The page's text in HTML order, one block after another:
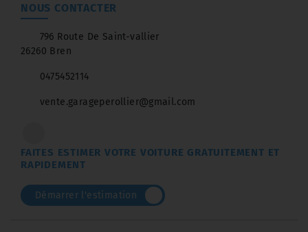
NOUS CONTACTER
796 Route De Saint-vallier
26260 Bren
0475452114
vente.garageperollier@gmail.com
FAITES ESTIMER VOTRE VOITURE GRATUITEMENT ET
RAPIDEMENT
Démarrer l'estimation